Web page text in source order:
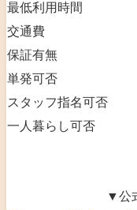
最低利用時間
交通費
保証有無
単発可否
スタッフ指名可否
一人暮らし可否
▼公